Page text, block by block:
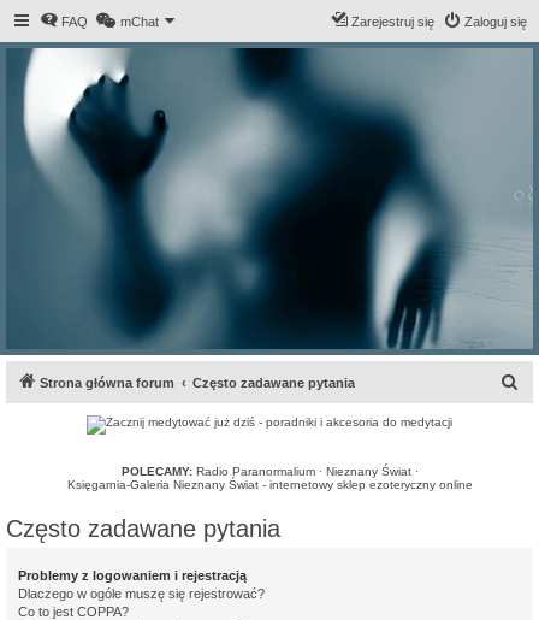
FAQ mChat Zaloguj się
Zarejestruj się
Strona główna forum Często zadawane pytania
POLECAMY: Radio Paranormalium· Nieznany Świat·
Księgarnia-Galeria Nieznany Świat - internetowy sklep ezoteryczny online
Często zadawane pytania
Problemy z logowaniem i rejestracją
Dlaczego w ogóle muszę się rejestrować?
Co to jest COPPA?